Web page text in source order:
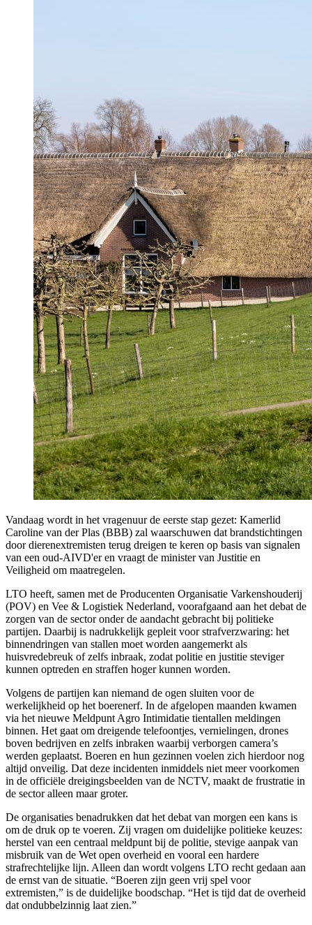
Vandaag wordt in het vragenuur de eerste stap gezet: Kamerlid
Caroline van der Plas (BBB) zal waarschuwen dat brandstichtingen
door dierenextremisten terug dreigen te keren op basis van signalen
van een oud-AIVD'er en vraagt de minister van Justitie en
Veiligheid om maatregelen.
LTO heeft, samen met de Producenten Organisatie Varkenshouderij
(POV) en Vee & Logistiek Nederland, voorafgaand aan het debat de
zorgen van de sector onder de aandacht gebracht bij politieke
partijen. Daarbij is nadrukkelijk gepleit voor strafverzwaring: het
binnendringen van stallen moet worden aangemerkt als
huisvredebreuk of zelfs inbraak, zodat politie en justitie steviger
kunnen optreden en straffen hoger kunnen worden.
Volgens de partijen kan niemand de ogen sluiten voor de
werkelijkheid op het boerenerf. In de afgelopen maanden kwamen
via het nieuwe Meldpunt Agro Intimidatie tientallen meldingen
binnen. Het gaat om dreigende telefoontjes, vernielingen, drones
boven bedrijven en zelfs inbraken waarbij verborgen camera’s
werden geplaatst. Boeren en hun gezinnen voelen zich hierdoor nog
altijd onveilig. Dat deze incidenten inmiddels niet meer voorkomen
in de officiële dreigingsbeelden van de NCTV, maakt de frustratie in
de sector alleen maar groter.
De organisaties benadrukken dat het debat van morgen een kans is
om de druk op te voeren. Zij vragen om duidelijke politieke keuzes:
herstel van een centraal meldpunt bij de politie, stevige aanpak van
misbruik van de Wet open overheid en vooral een hardere
strafrechtelijke lijn. Alleen dan wordt volgens LTO recht gedaan aan
de ernst van de situatie. “Boeren zijn geen vrij spel voor
extremisten,” is de duidelijke boodschap. “Het is tijd dat de overheid
dat ondubbelzinnig laat zien.”